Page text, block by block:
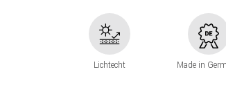
Lichtecht Made in